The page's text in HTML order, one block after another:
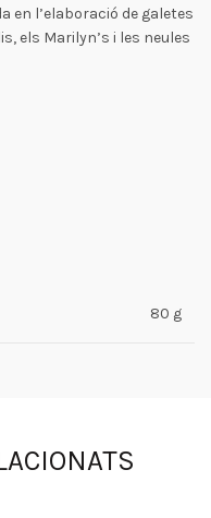
en l’elaboració de galetes
els Marilyn’s i les neules
80 g